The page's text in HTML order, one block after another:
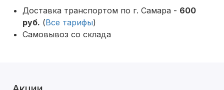
Доставка транспортом по г. Самара - 600
руб. (Все тарифы)
Самовывоз со склада